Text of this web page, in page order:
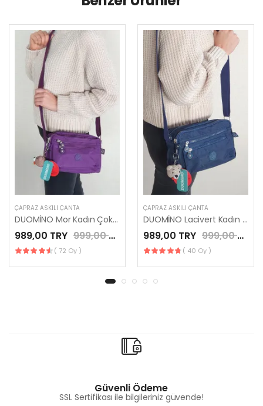
ÇAPRAZ ASKILI ÇANTA
DUOMİNO Mor Kadın Çok Cepli Ayarlanabilir Çapraz Askılı Omuz Çantası by Nemo Group
989,00 TRY 999,00 TRY
( 72 Oy )
ÇAPRAZ ASKILI ÇANTA
DUOMİNO Lacivert Kadın Çok Cepli Ayarlanabilir Çapraz Askılı Omuz Çantası by Nemo Group
989,00 TRY 999,00 TRY
( 40 Oy )
Güvenli Ödeme
SSL Sertifikası ile bilgileriniz güvende!